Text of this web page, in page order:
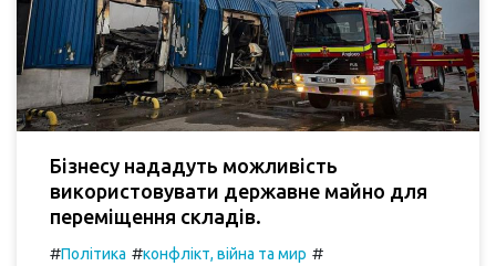
Бізнесу нададуть можливість
використовувати державне майно для
переміщення складів.
#Політика #конфлікт, війна та мир #